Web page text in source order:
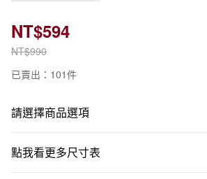
NT$990
NT$594
已賣出：101件
請選擇商品選項
點我看更多尺寸表